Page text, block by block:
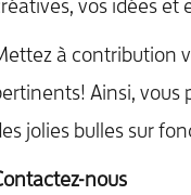
vos idées et
à contribution
Ainsi, vous
jolies bulles sur
nous